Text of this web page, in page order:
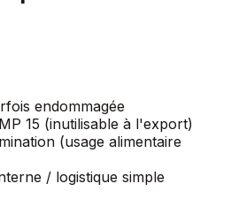
endommagée
15 (inutilisable à l'export)
(usage alimentaire
/ logistique simple